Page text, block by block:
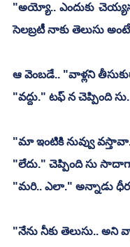
"అయ్యో.. ఎందుకు
సెలబ్రటీ నాకు తెలుసు
ఆ వెంబడే.. "వాళ్లని
"వద్దు." టఫ్ న చెప్పింది సు.
"మా ఇంటికి నువ్వు
"లేదు." చెప్పింది సు
"మరి.. ఎలా." అన్నాడు
"నేను నీకు తెలుసు.. అని